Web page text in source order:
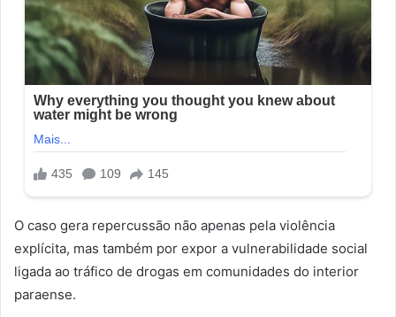
O caso gera repercussão não apenas pela violência
explícita, mas também por expor a vulnerabilidade social
ligada ao tráfico de drogas em comunidades do interior
paraense.